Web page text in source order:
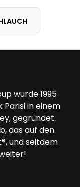
wurde 1995
Parisi in einem
gegründet.
das auf den
und seitdem